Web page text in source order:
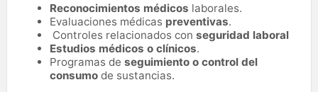
Reconocimientos médicos laborales.
Evaluaciones médicas preventivas.
Controles relacionados con seguridad laboral
Estudios médicos o clínicos.
Programas de seguimiento o control del
consumo de sustancias.